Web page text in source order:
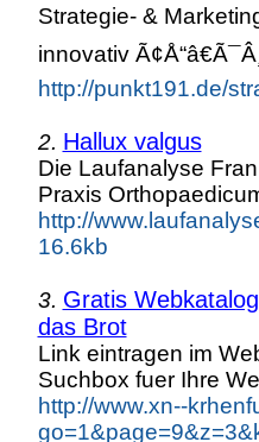
Strategie- &
innovativ
http://punkt191.de/
2. Hallux valgus
Die Laufanalyse
Praxis
http://
16.6kb
3. Gratis
das Brot
Link eintragen im
Suchbox fuer Ihre
http://www.xn--